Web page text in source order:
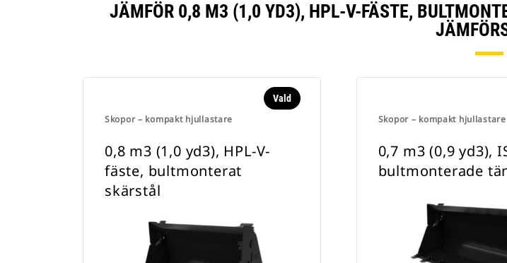
JÄMFÖR 0,8 M3 (1,0 YD3), HPL-V-FÄSTE,
Skopor – kompakt hjullastare
Vald
0,8 m3 (1,0 yd3), HPL-V-
fäste, bultmonterat
skärstål
Skopor – kompakt hjullastare
0,7 m3 (0,9 yd3),
bultmonterade